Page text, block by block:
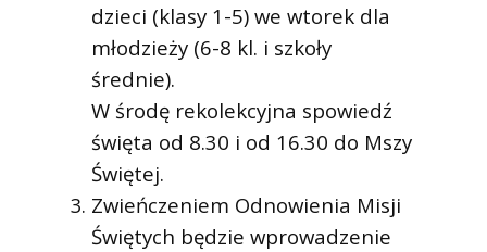
dzieci (klasy 1-5) we wtorek dla
młodzieży (6-8 kl. i szkoły
średnie).
W środę rekolekcyjna spowiedź
święta od 8.30 i od 16.30 do Mszy
Świętej.
Zwieńczeniem Odnowienia Misji
Świętych będzie wprowadzenie